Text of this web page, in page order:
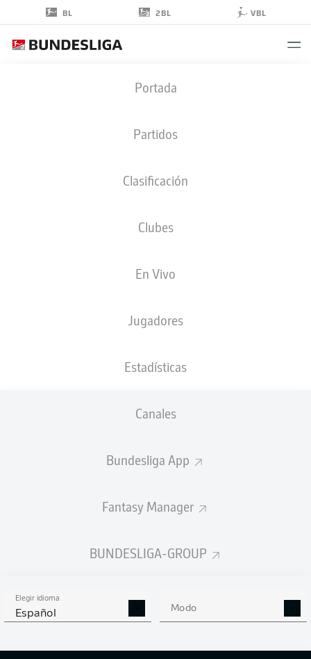
BL 2BL VBL
Portada
Partidos
Clasificación
Clubes
En Vivo
Jugadores
Estadísticas
Canales
Bundesliga App
Fantasy Manager
BUNDESLIGA-GROUP
Elegir idioma
Español Modo
13.05.2002
TAMAÑO
ESTADÍSTICAS